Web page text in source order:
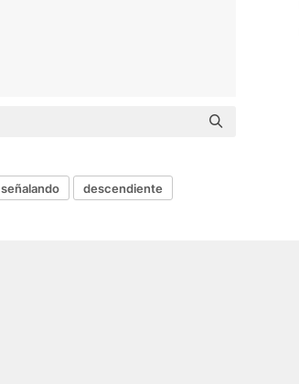
señalando descendiente